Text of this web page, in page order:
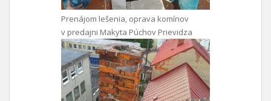
Prenájom lešenia, oprava komínov
v predajni Makyta Púchov Prievidza